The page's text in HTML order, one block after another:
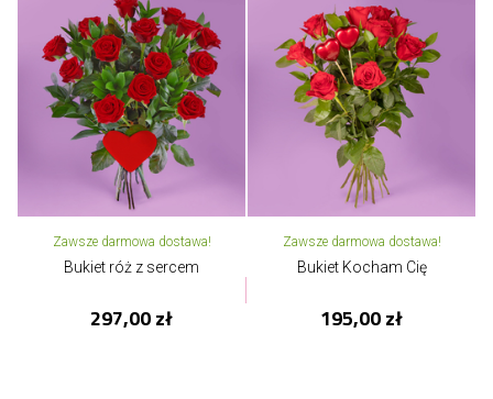
Zawsze darmowa dostawa!
Bukiet róż z sercem
297,00 zł
Zawsze darmowa dostawa!
Bukiet Kocham Cię
195,00 zł